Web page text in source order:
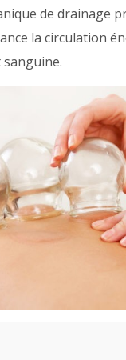
de drainage
la circulation